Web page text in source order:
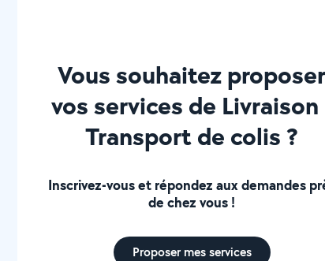
Vous souhaitez proposer
vos services de Livraison
Transport de colis ?
Inscrivez-vous et répondez aux demandes
de chez vous !
Proposer mes services